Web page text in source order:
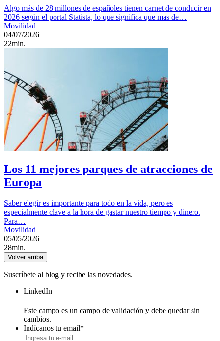
Algo más de 28 millones de españoles tienen carnet de conducir en
2026 según el portal Statista, lo que significa que más de…
Movilidad
04/07/2026
22min.
Los 11 mejores parques de atracciones de
Europa
Saber elegir es importante para todo en la vida, pero es
especialmente clave a la hora de gastar nuestro tiempo y dinero.
Para…
Movilidad
05/05/2026
28min.
Volver arriba
Suscríbete al blog y recibe las novedades.
LinkedIn
Este campo es un campo de validación y debe quedar sin
cambios.
Indícanos tu email*